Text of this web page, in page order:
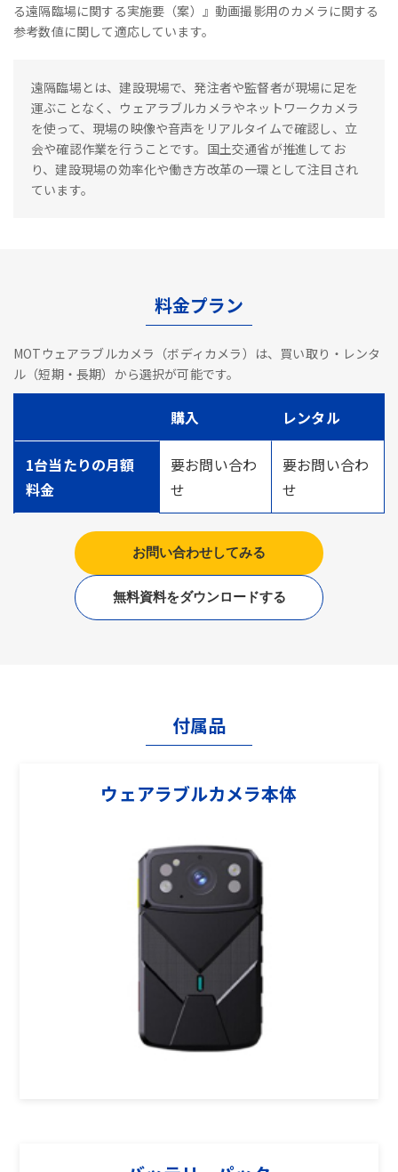
る遠隔臨場に関する実施要（案）』動画撮影用のカメラに関する
参考数値に関して適応しています。
遠隔臨場とは、建設現場で、発注者や監督者が現場に足を
運ぶことなく、ウェアラブルカメラやネットワークカメラ
を使って、現場の映像や音声をリアルタイムで確認し、立
会や確認作業を行うことです。国土交通省が推進してお
り、建設現場の効率化や働き方改革の一環として注目され
ています。
料金プラン
MOTウェアラブルカメラ（ボディカメラ）は、買い取り・レンタ
ル（短期・長期）から選択が可能です。
購入 レンタル
1台当たりの月額
料金
要お問い合わ
せ
要お問い合わ
せ
お問い合わせしてみる
無料資料をダウンロードする
付属品
ウェアラブルカメラ本体